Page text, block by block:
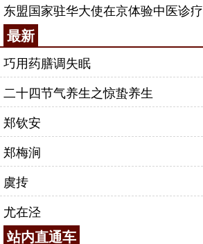
东盟国家驻华大使在京体验中医诊疗
最新
巧用药膳调失眠
二十四节气养生之惊蛰养生
郑钦安
郑梅涧
虞抟
尤在泾
站内直通车